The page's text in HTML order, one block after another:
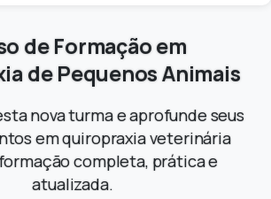
deFormaçãoem
dePequenosAnimais
nova turma e aprofunde seus
em quiropraxia veterinária
completa, prática e
atualizada.